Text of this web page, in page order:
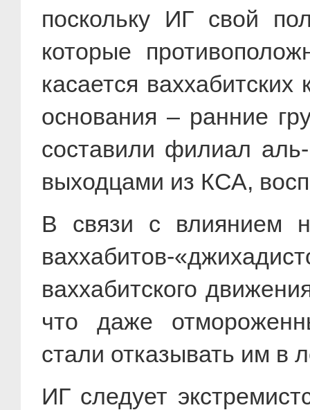
поскольку ИГ свой
которые
касается
основания – ранние
составили филиал
выходцами из КСА,
В связи с влиянием
ваххабитов-
ваххабитского
что даже
стали отказывать им в
ИГ следует